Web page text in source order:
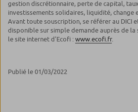
gestion discrétionnaire, perte de capital,
investissements solidaires, liquidité, change
Avant toute souscription, se référer au DICI
disponible sur simple demande auprès de
le site internet d’Ecofi :www.ecofi.fr.
Publié le 01/03/2022